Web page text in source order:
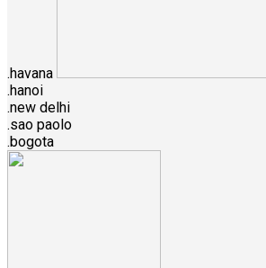
.havana
.hanoi
.new delhi
.sao paolo
.bogota